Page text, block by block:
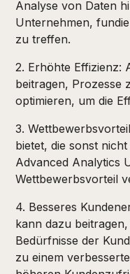
Analyse von Daten
Unternehmen,
zu treffen.
2. Erhöhte Effizienz:
beitragen, Prozesse
optimieren, um die
3.
bietet, die sonst
Advanced Analytics
Wettbewerbsvorteil
4. Besseres
kann dazu
Bedürfnisse der
zu einem